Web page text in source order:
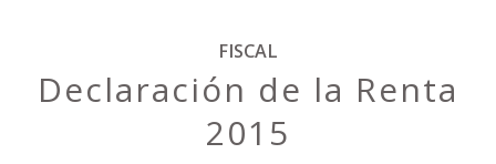
FISCAL
Declaración de la Renta
2015